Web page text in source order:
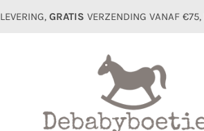
LEVERING, GRATIS VERZENDING VANAF €75,